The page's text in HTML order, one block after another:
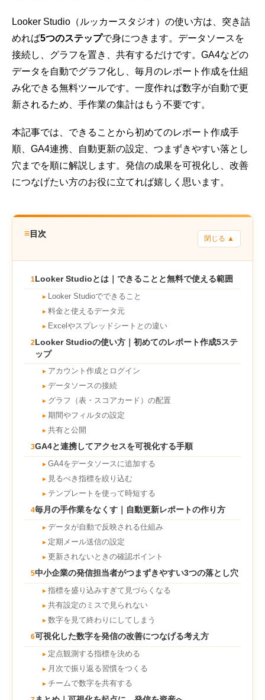
Looker Studio（ルッカースタジオ）の使い方は、突き詰
めれば5つのステップで身につきます。データソースを
接続し、グラフを置き、共有するだけです。 GA4などの
データを自動でグラフ化し、毎月のレポート作成を仕組
み化できる無料ツールです。一度作れば数字が自動で更
新されるため、手作業の集計はもう不要です。
本記事では、できることから初めてのレポート作成手
順、GA4連携、自動更新の設定、つまずきやすい落とし
穴までを順に解説します。発信の成果を可視化し、改善
につなげたい方のお役に立てれば嬉しく思います。
≡目次
閉じる ▲
1 Looker Studioとは｜できることと無料で使える範囲
► Looker Studioでできること
► 料金と使えるデータ元
► Excelやスプレッドシートとの違い
2 Looker Studioの使い方｜初めてのレポート作成5ステ
ップ
► アカウント作成とログイン
► データソースの接続
► グラフ（表・スコアカード）の配置
► 期間やフィルタの設定
► 共有と公開
3GA4と連携してアクセスを可視化する手順
► GA4をデータソースに追加する
► 見るべき指標を絞り込む
► テンプレートを使って時短する
4毎月の手作業をなくす｜自動更新レポートの作り方
► データが自動で反映される仕組み
► 定期メール送信の設定
► 更新されないときの確認ポイント
5中小企業の発信担当者がつまずきやすい3つの落とし穴
► 指標を盛り込みすぎて見づらくなる
► 共有設定のミスで見られない
► 数字を見て終わりにしてしまう
6可視化した数字を発信の改善につなげる考え方
► 定点観測する指標を決める
► 月次で振り返る習慣をつくる
► チームで数字を共有する